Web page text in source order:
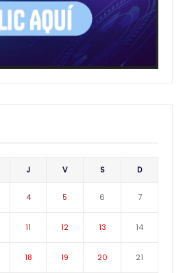
J V S D
4 5 6 7
11 12 13 14
18 19 20 21